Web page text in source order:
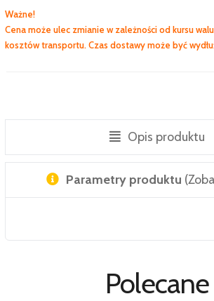
Ważne!
Cena może ulec zmianie w zależności od kursu
kosztów transportu. Czas dostawy może być
Opis produktu
Parametry produktu
Polecane